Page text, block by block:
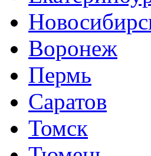
Воронеж
Пермь
Саратов
Томск